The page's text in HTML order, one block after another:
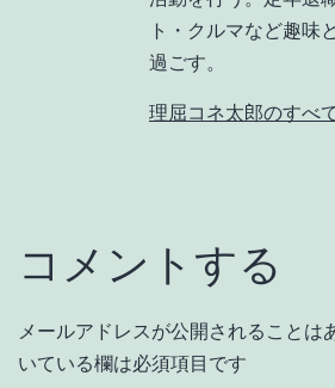
ト・クルマなど趣味
過ごす。
理屈コネ太郎のすべ
コメントする
メールアドレスが公開されることは
いている欄は必須項目です